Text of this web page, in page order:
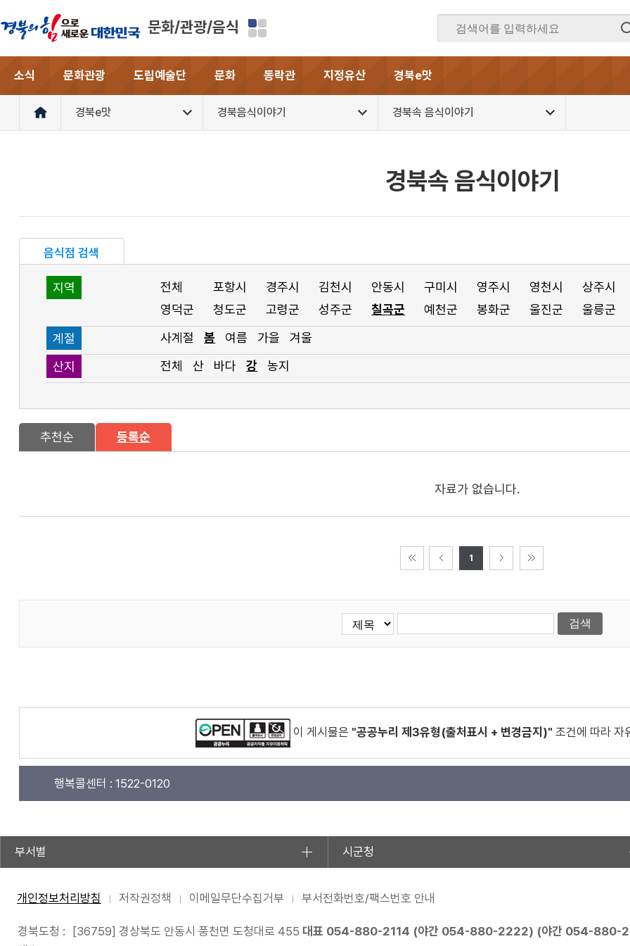
문화/관광/음식
소식 문화관광 도립예술단 문화 동락관 지정유산 경북e맛
경북e맛 경북음식이야기 경북속 음식이야기
경북속 음식이야기
음식점 검색
지역 전체 포항시 경주시 김천시 안동시 구미시 영주시 영천시 상주시
영덕군
청도군 고령군 성주군 칠곡군 예천군 봉화군 울진군
울릉군
계절
사계절 봄 여름 가을
겨울
산지
전체 산 바다 강 농지
추천순 등록순
자료가 없습니다.
1
이 게시물은 "공공누리 제3유형(출처표시 + 변경금지)" 조건에 따라 자
행복콜센터 : 1522-0120
부서별 시군청
개인정보처리방침 저작권정책 이메일무단수집거부 부서전화번호/팩스번호 안내
경북도청 : [36759] 경상북도 안동시 풍천면 도청대로 455 대표 054-880-2114 (야간 054-880-2222) (야간 054-880-